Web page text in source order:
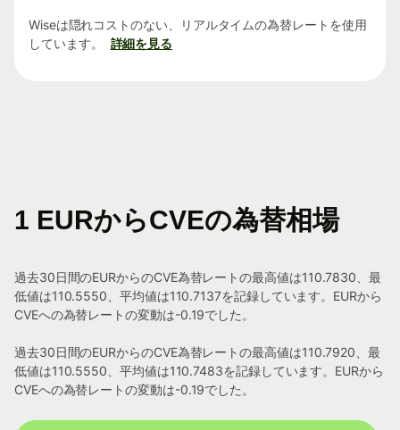
Wiseは隠れコストのない、リアルタイムの為替レートを使用
しています。
詳細を見る
1 EURからCVEの為替相場
過去30日間のEURからのCVE為替レートの最高値は110.7830、最
低値は110.5550、平均値は110.7137を記録しています。EURから
CVEへの為替レートの変動は-0.19でした。
過去30日間のEURからのCVE為替レートの最高値は110.7920、最
低値は110.5550、平均値は110.7483を記録しています。EURから
CVEへの為替レートの変動は-0.19でした。